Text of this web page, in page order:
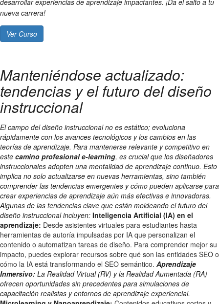
desarrollar experiencias de aprendizaje impactantes. ¡Da el salto a tu
nueva carrera!
Ver Curso
Manteniéndose actualizado:
tendencias y el futuro del diseño
instruccional
El campo del diseño instruccional no es estático; evoluciona
rápidamente con los avances tecnológicos y los cambios en las
teorías de aprendizaje. Para mantenerse relevante y competitivo en
este camino profesional e-learning, es crucial que los diseñadores
instruccionales adopten una mentalidad de aprendizaje continuo. Esto
implica no solo actualizarse en nuevas herramientas, sino también
comprender las tendencias emergentes y cómo pueden aplicarse para
crear experiencias de aprendizaje aún más efectivas e innovadoras.
Algunas de las tendencias clave que están moldeando el futuro del
diseño instruccional incluyen: Inteligencia Artificial (IA) en el
aprendizaje: Desde asistentes virtuales para estudiantes hasta
herramientas de autoría impulsadas por IA que personalizan el
contenido o automatizan tareas de diseño. Para comprender mejor su
impacto, puedes explorar recursos sobre qué son las entidades SEO o
cómo la IA está transformando el SEO semántico. Aprendizaje
Inmersivo: La Realidad Virtual (RV) y la Realidad Aumentada (RA)
ofrecen oportunidades sin precedentes para simulaciones de
capacitación realistas y entornos de aprendizaje experiencial.